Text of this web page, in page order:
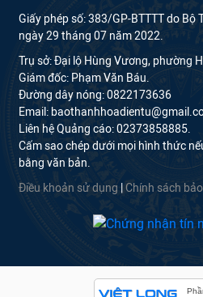
Giấy phép số: 383/GP-BTTTT do Bộ
ngày 29 tháng 07 năm 2022.
Trụ sở: Đại lộ Hùng Vương, phường
Giám đốc: Phạm Văn Báu.
Đường dây nóng: 0822173636
Email:
Liên hệ Quảng cáo: 02373858885.
Cấm sao chép dưới mọi hình thức
bằng văn bản.
Điều khoản sử dụng Chính sách